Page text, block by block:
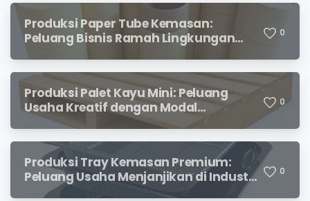
Produksi Paper Tube Kemasan:
Peluang Bisnis Ramah Lingkungan
0
Produksi Palet Kayu Mini: Peluang
Usaha Kreatif dengan Modal
Terjangkau dan Potensi Keuntungan
0
Produksi Tray Kemasan Premium:
Peluang Usaha Menjanjikan di Industri
Packaging Modern
0